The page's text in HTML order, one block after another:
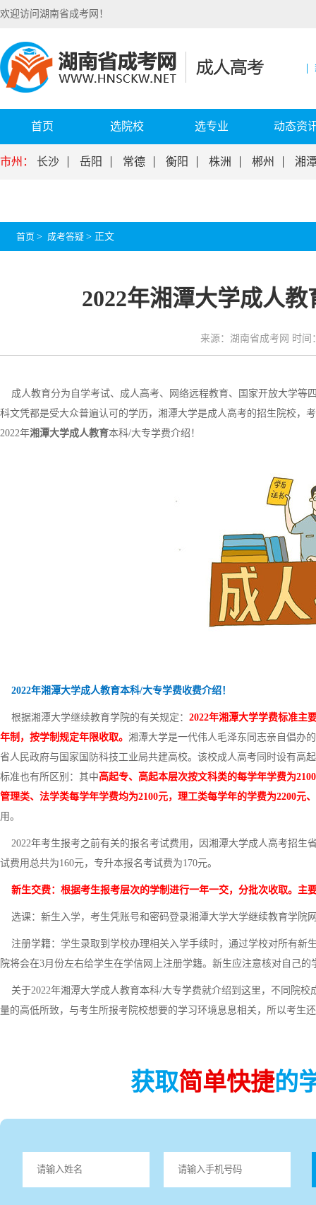
欢迎访问湖南省成考网！
首页 选院校 选专业 动态资
市州： 长沙 岳阳 常德 衡阳 株洲 郴州 湘
首页 > 成考答疑 > 正文
2022年湘潭大学成人
来源：湖南省成考网 时间
成人教育分为自学考试、成人高考、网络远程教育、国家开放大学等
科文凭都是受大众普遍认可的学历，湘潭大学是成人高考的招生院校，
2022年湘潭大学成人教育本科/大专学费介绍！
2022年湘潭大学成人教育本科/大专学费收费介绍！
根据湘潭大学继续教育学院的有关规定： 2022年湘潭大学学费标准主
年制，按学制规定年限收取。 湘潭大学是一代伟人毛泽东同志亲自倡办
省人民政府与国家国防科技工业局共建高校。该校成人高考同时设有高
标准也有所区别：其中高起专、高起本层次按文科类的每学年学费为
管理类、法学类每学年学费均为2100元，理工类每学年的学费为2200元
用。
2022年考生报考之前有关的报名考试费用，因湘潭大学成人高考招生
试费用总共为160元，专升本报名考试费为170元。
新生交费：根据考生报考层次的学制进行一年一交，分批次收取。主
选课：新生入学，考生凭账号和密码登录湘潭大学大学继续教育学院
注册学籍：学生录取到学校办理相关入学手续时，通过学校对所有新
院将会在3月份左右给学生在学信网上注册学籍。新生应注意核对自己
关于2022年湘潭大学成人教育本科/大专学费就介绍到这里，不同院
量的高低所致，与考生所报考院校想要的学习环境息息相关，所以考生
获取简单快捷的